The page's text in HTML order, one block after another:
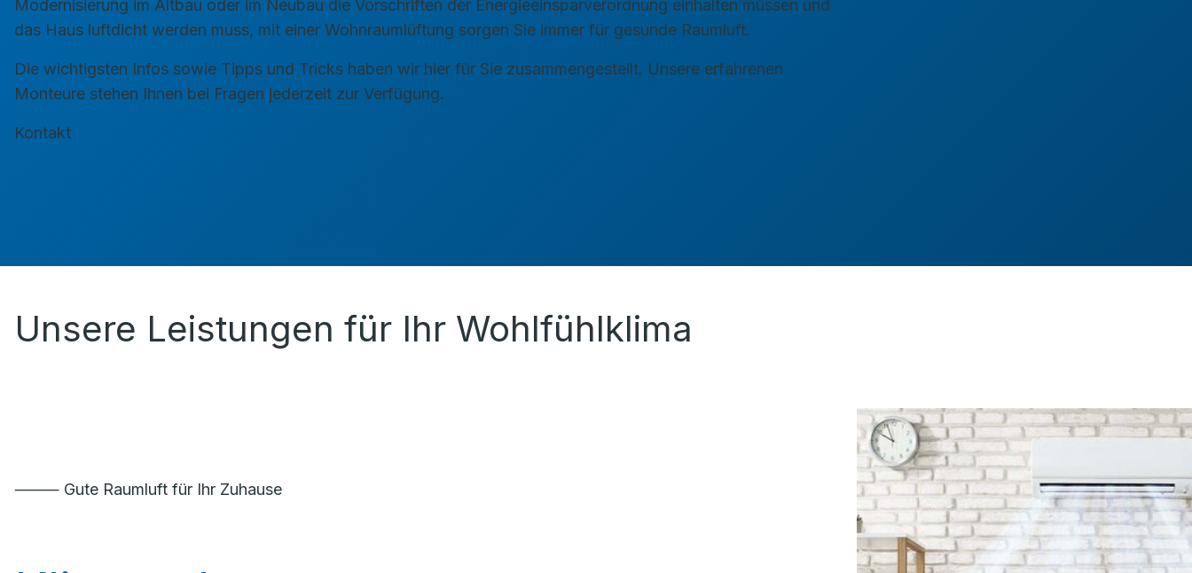
Modernisierung im Altbau oder im Neubau die Vorschriften der Energieeinsparverordnung einhalten müssen und
das Haus luftdicht werden muss, mit einer Wohnraumlüftung sorgen Sie immer für gesunde Raumluft.
Die wichtigsten Infos sowie Tipps und Tricks haben wir hier für Sie zusammengestellt. Unsere erfahrenen
Monteure stehen Ihnen bei Fragen jederzeit zur Verfügung.
Kontakt
Unsere Leistungen für Ihr Wohlfühlklima
⸻ Gute Raumluft für Ihr Zuhause